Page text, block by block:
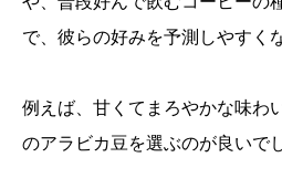
で、彼らの好みを予測しやすく
例えば、甘くてまろやかな味わ
のアラビカ豆を選ぶのが良いで